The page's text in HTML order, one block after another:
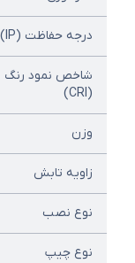
درجه حفاظت (IP)
شاخص نمود رنگ
(CRI)
وزن
زاویه تابش
نوع نصب
نوع چیپ